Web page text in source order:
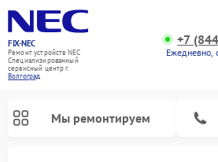
FIX-NEC
Ремонт устройств NEC
Специализированный
cервисный центр г.
Волгоград
+7
Ежедневно,
Мы ремонтируем